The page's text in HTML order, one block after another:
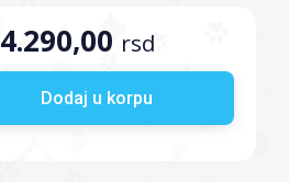
4.290,00 rsd
Dodaj u korpu